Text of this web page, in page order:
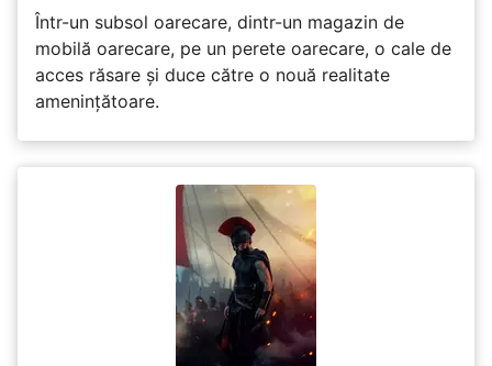
Într-un subsol oarecare, dintr-un magazin de
mobilă oarecare, pe un perete oarecare, o cale de
acces răsare și duce către o nouă realitate
amenințătoare.